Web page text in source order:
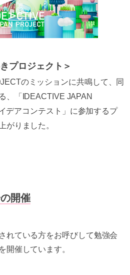
プロジェクト＞
のミッションに共鳴して、同
、「IDEACTIVE JAPAN
デアコンテスト」に参加するプ
がりました。
開催
れている方をお呼びして勉強会
開催しています。